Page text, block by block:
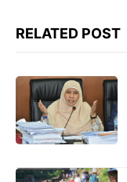
RELATED POST